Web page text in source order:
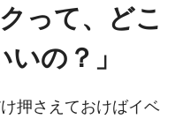
って、どこ
の？」
押さえておけばイベ